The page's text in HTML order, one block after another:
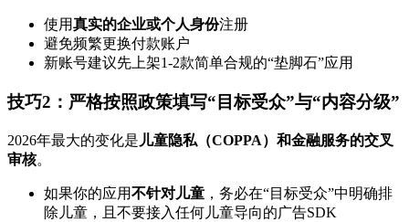
使用真实的企业或个人身份注册
避免频繁更换付款账户
新账号建议先上架1-2款简单合规的“垫脚石”应用
技巧2：严格按照政策填写“目标受众”与“内容分级”
2026年最大的变化是 儿童隐私（COPPA）和金融服务的交叉
审核。
如果你的应用不针对儿童 ，务必在“目标受众”中明确排
除儿童，且不要接入任何儿童导向的广告SDK